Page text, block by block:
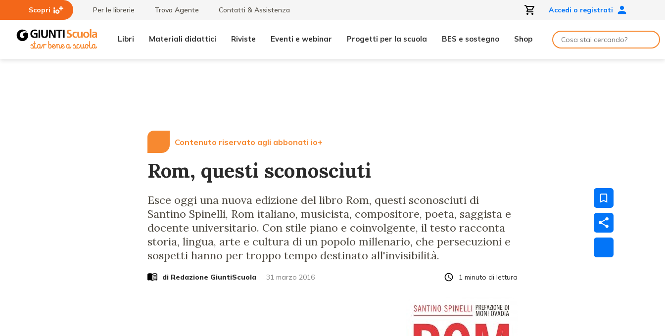
Scopri Per le librerie Trova Agente Contatti & Assistenza Accedi o registrati
Libri Materiali didattici Riviste Eventi e webinar Progetti per la scuola BES e sostegno Shop
Contenuto riservato agli abbonati io+
Rom, questi sconosciuti
Esce oggi una nuova edizione del libro Rom, questi sconosciuti di
Santino Spinelli, Rom italiano, musicista, compositore, poeta, saggista e
docente universitario. Con stile piano e coinvolgente, il testo racconta
storia, lingua, arte e cultura di un popolo millenario, che persecuzioni e
sospetti hanno per troppo tempo destinato all'invisibilità.
di Redazione GiuntiScuola 31 marzo 2016 1 minuto di lettura